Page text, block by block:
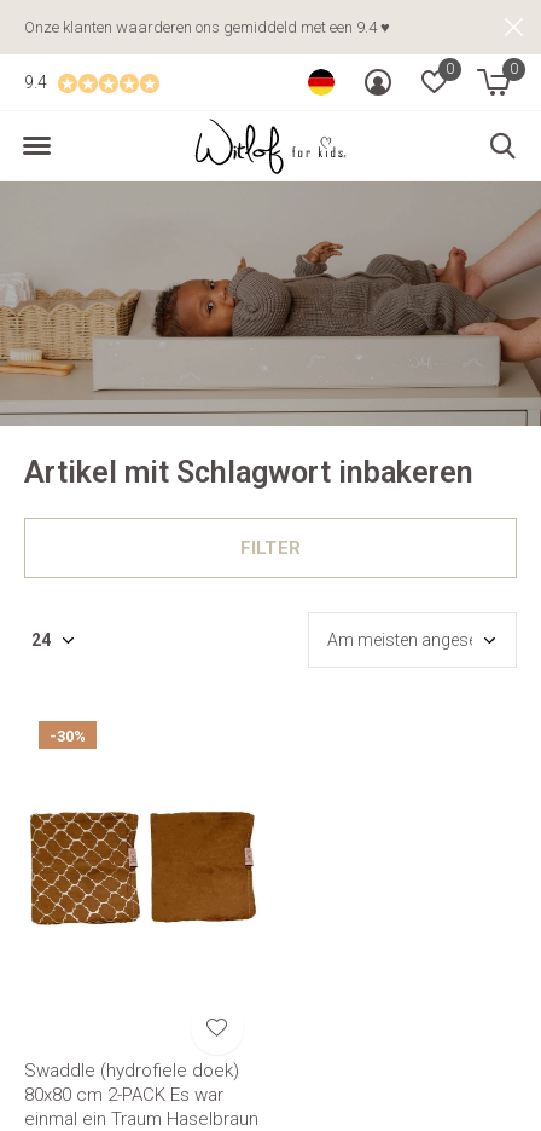
0 0
9.4
Onze klanten waarderen ons gemiddeld met een 9.4 ♥
Artikel mit Schlagwort inbakeren
FILTER
-30%
Swaddle (hydrofiele doek)
80x80 cm 2-PACK Es war
einmal ein Traum Haselbraun